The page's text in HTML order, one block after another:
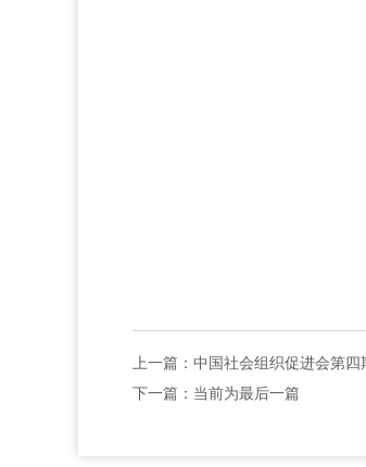
上一篇： 中国社会组织促进会第
下一篇：当前为最后一篇